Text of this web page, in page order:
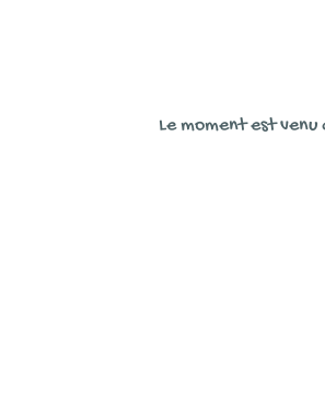
Le moment est